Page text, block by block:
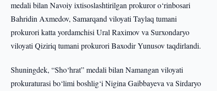
medali bilan Navoiy ixtisoslashtirilgan prokuror o‘rinbosari
Bahridin Axmedov, Samarqand viloyati Taylaq tumani
prokurori katta yordamchisi Ural Raximov va Surxondaryo
viloyati Qiziriq tumani prokurori Baxodir Yunusov taqdirlandi.
Shuningdek, “Sho‘hrat” medali bilan Namangan viloyati
prokuraturasi bo‘limi boshlig‘i Nigina Gaibbayeva va Sirdaryo